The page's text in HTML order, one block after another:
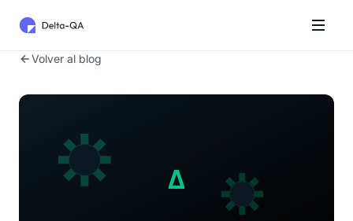
Volver al blog